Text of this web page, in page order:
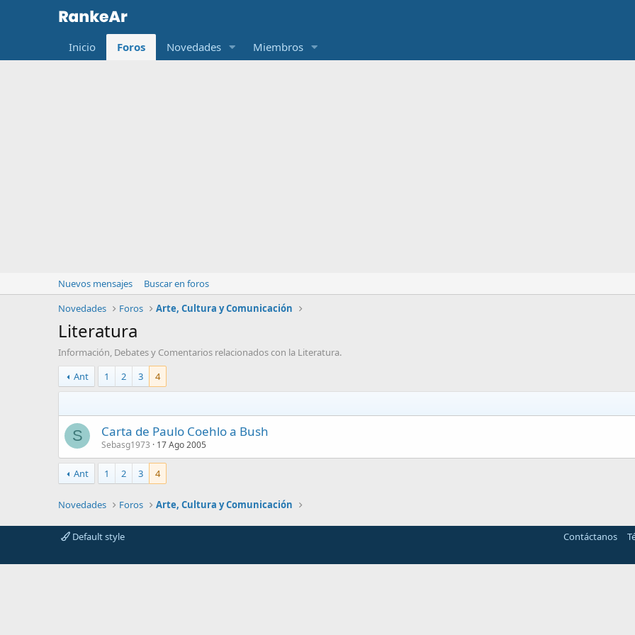
Inicio Foros Novedades Miembros
Nuevos mensajes
Buscar en foros
Novedades
Foros Arte, Cultura y Comunicación
Literatura
Información, Debates y Comentarios relacionados con la Literatura.
Ant
1 2 3 4
S Carta de Paulo Coehlo a Bush
Sebasg1973 17 Ago 2005
Ant 1 2 3 4
Novedades Foros Arte, Cultura y Comunicación
Default style Contáctanos